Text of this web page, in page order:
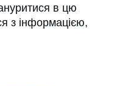
в цю
з інформацією,